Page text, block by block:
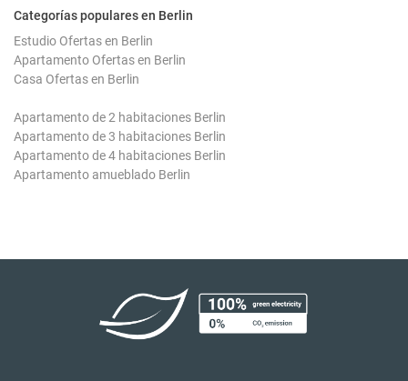
Categorías populares en Berlin
Estudio Ofertas en Berlin
Apartamento Ofertas en Berlin
Casa Ofertas en Berlin
Apartamento de 2 habitaciones Berlin
Apartamento de 3 habitaciones Berlin
Apartamento de 4 habitaciones Berlin
Apartamento amueblado Berlin